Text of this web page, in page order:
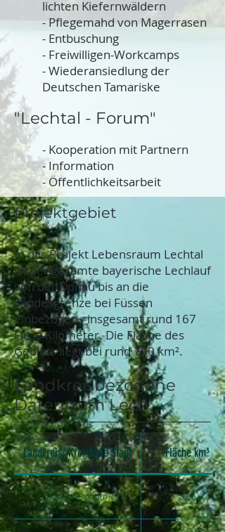
lichten Kiefernwäldern
- Pflegemahd von Magerrasen
- Entbuschung
- Freiwilligen-Workcamps
- Wiederansiedlung der
Deutschen Tamariske
"Lechtal - Forum"
- Kooperation mit Partnern
- Information
- Öffentlichkeitsarbeit
Projektgebiet
In das Projekt Lebensraum Lechtal
ist der gesamte bayerische Lechlauf
von der Donau bis an die
Landesgrenze bei Füssen
einbezogen - insgesamt rund 167
Fluss-Kilometer. Die Fläche des
Gebiets liegt bei rund 750 km².
Landkreisbezogene
Daten zum Lech
Landkreis/ Kreisfreie Stadt Fläche km³
Landkreis Donauries 82,6